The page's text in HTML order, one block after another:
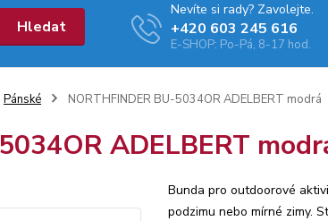
Hledat
Nevíte si rady? Zavolejte.
+‭420 603 245 616‬
E-SHOP: Po-Pá, 8-17 hod.
Pánské NORTHFINDER BU-5034OR ADELBERT modrá
ADELBERT
Bunda pro outdoorové
podzimu nebo mírné zimy.